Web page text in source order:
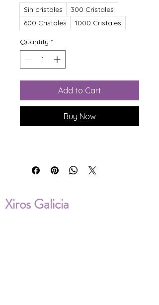
Sin cristales
300 Cristales
600 Cristales
1000 Cristales
Quantity *
Add to Cart
Buy Now
Xiros Galicia